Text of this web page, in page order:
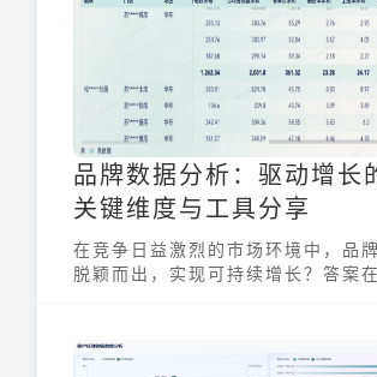
品牌数据分析：驱动增长
关键维度与工具分享
在竞争日益激烈的市场环境中，品
脱颖而出，实现可持续增长？答案
牌可以更精准地洞察市场需求，优
略，并最终实现业绩提升。本文将